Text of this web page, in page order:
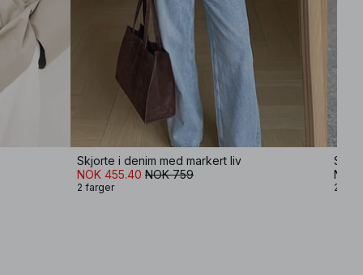
Skjorte i denim med markert liv
NOK 455.40 NOK 759
2 farger
NOK
2